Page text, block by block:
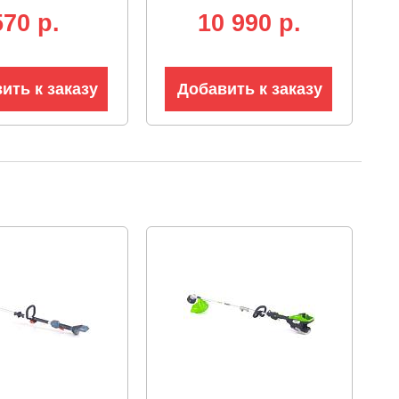
p.
к заказу
10 990 p.
Добавить к заказу